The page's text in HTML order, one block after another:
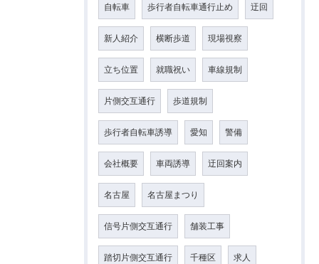
自転車 歩行者自転車通行止め 迂回
新人紹介 横断歩道 現場視察
立ち位置 就職祝い 車線規制
片側交互通行 歩道規制
歩行者自転車誘導 愛知 警備
会社概要 車両誘導 迂回案内
名古屋 名古屋まつり
信号片側交互通行 舗装工事
踏切片側交互通行 千種区 求人